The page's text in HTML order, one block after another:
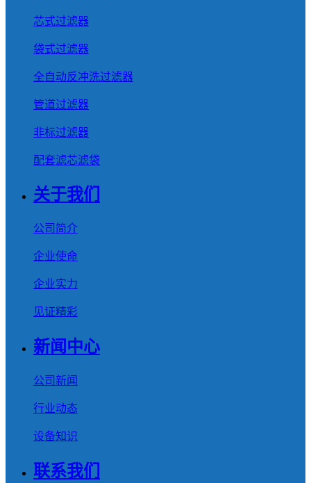
芯式过滤器
袋式过滤器
全自动反冲洗过滤器
管道过滤器
非标过滤器
配套滤芯滤袋
关于我们
公司简介
企业使命
企业实力
见证精彩
新闻中心
公司新闻
行业动态
设备知识
联系我们